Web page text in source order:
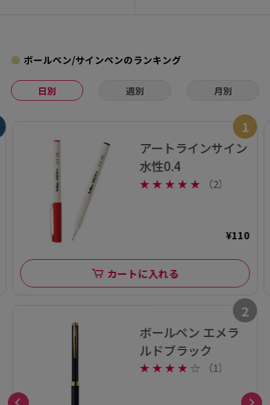
ボールペン/サインペンのランキング
日別 週別 月別
1
アートラインサイン
水性0.4
★ ★ ★ ★ ★ （2）
¥110
カートに入れる
2
ボールペン エメラ
ルドブラック
★ ★ ★ ★ ☆ （1）